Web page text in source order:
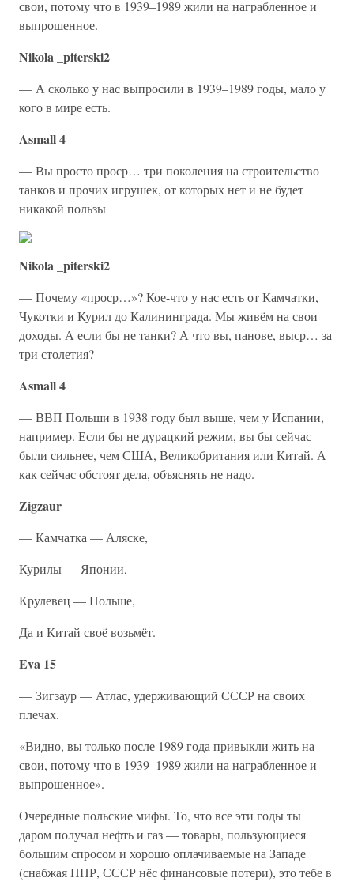
свои, потому что в 1939–1989 жили на награбленное и
выпрошенное.
Nikola _piterski2
— А сколько у нас выпросили в 1939–1989 годы, мало у
кого в мире есть.
Asmall 4
— Вы просто проср… три поколения на строительство
танков и прочих игрушек, от которых нет и не будет
никакой пользы
Nikola _piterski2
— Почему «проср…»? Кое-что у нас есть от Камчатки,
Чукотки и Курил до Калининграда. Мы живём на свои
доходы. А если бы не танки? А что вы, панове, выср… за
три столетия?
Asmall 4
— ВВП Польши в 1938 году был выше, чем у Испании,
например. Если бы не дурацкий режим, вы бы сейчас
были сильнее, чем США, Великобритания или Китай. А
как сейчас обстоят дела, объяснять не надо.
Zigzaur
— Камчатка — Аляске,
Курилы — Японии,
Крулевец — Польше,
Да и Китай своё возьмёт.
Eva 15
— Зигзаур — Атлас, удерживающий СССР на своих
плечах.
«Видно, вы только после 1989 года привыкли жить на
свои, потому что в 1939–1989 жили на награбленное и
выпрошенное».
Очередные польские мифы. То, что все эти годы ты
даром получал нефть и газ — товары, пользующиеся
большим спросом и хорошо оплачиваемые на Западе
(снабжая ПНР, СССР нёс финансовые потери), это тебе в